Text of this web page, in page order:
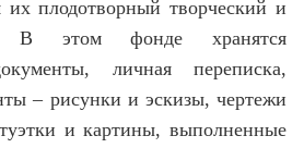
плодотворный творческий и
В этом фонде хранятся
личная переписка,
– рисунки и эскизы, чертежи
и картины, выполненные